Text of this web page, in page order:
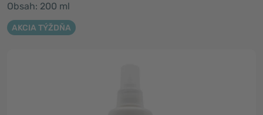
Obsah: 200 ml
AKCIA TÝŽDŇA